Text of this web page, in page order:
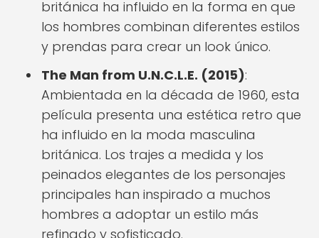
británica ha influido en la forma en que
los hombres combinan diferentes estilos
y prendas para crear un look único.
The Man from U.N.C.L.E. (2015):
Ambientada en la década de 1960, esta
película presenta una estética retro que
ha influido en la moda masculina
británica. Los trajes a medida y los
peinados elegantes de los personajes
principales han inspirado a muchos
hombres a adoptar un estilo más
refinado y sofisticado.